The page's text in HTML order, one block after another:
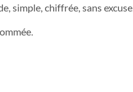
simple, chiffrée, sans excuse.